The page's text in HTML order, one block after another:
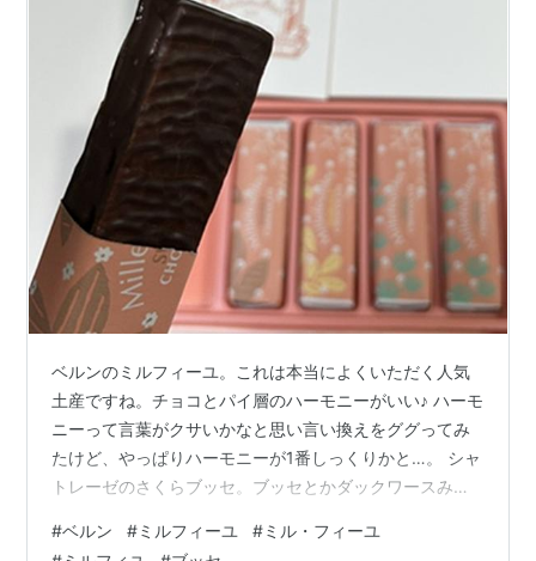
ベルンのミルフィーユ。これは本当によくいただく人気
土産ですね。チョコとパイ層のハーモニーがいい♪ ハーモ
ニーって言葉がクサいかなと思い言い換えをググってみ
たけど、やっぱりハーモニーが1番しっくりかと…。 シャ
トレーゼのさくらブッセ。ブッセとかダックワースみた
ったら亀屋万年堂。最近食べてないなぁなんて思ってい
#ベルン #ミルフィーユ #ミル・フィーユ